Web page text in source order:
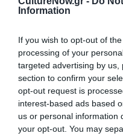
Information
If you wish to opt-out of
processing of your
targeted advertising by
section to confirm your
opt-out request is
interest-based ads based
us or personal information
your opt-out. You may
Τοποθεσία:
6, Θεσσαλονίκη
Αρχαιολογικό
Eισιτήρια:
Γενική Είσοδος 10 €